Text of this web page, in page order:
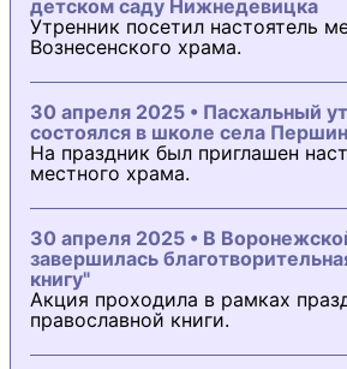
детском саду Нижнедевицка
Утренник посетил настоятель
Вознесенского храма.
30 апреля 2025 • Пасхальный
состоялся в школе села
На праздник был приглашен
местного храма.
30 апреля 2025 • В
завершилась
книгу"
Акция проходила в рамках
православной книги.